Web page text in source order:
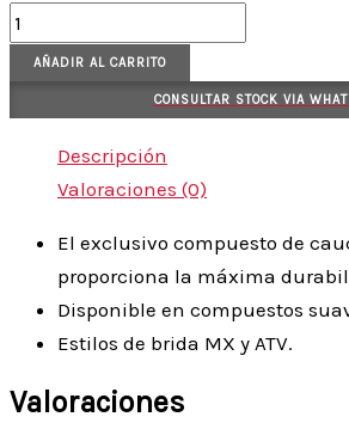
AÑADIR AL CARRITO
CONSULTAR STOCK VIA
Descripción
Valoraciones (0)
El exclusivo compuesto de
proporciona la máxima
Disponible en compuestos
Estilos de brida MX y ATV.
Valoraciones